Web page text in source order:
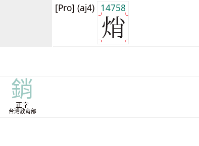
[Pro] (aj4) 14758
銷
正字
台灣教育部